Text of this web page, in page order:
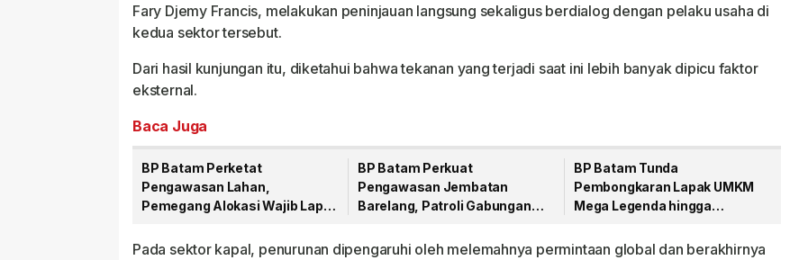
Fary Djemy Francis, melakukan peninjauan langsung sekaligus berdialog dengan pelaku usaha di
kedua sektor tersebut.
Dari hasil kunjungan itu, diketahui bahwa tekanan yang terjadi saat ini lebih banyak dipicu faktor
eksternal.
Baca Juga
BP Batam Perketat
Pengawasan Lahan,
Pemegang Alokasi Wajib Lapor
BP Batam Perkuat
Pengawasan Jembatan
Barelang, Patroli Gabungan
BP Batam Tunda
Pembongkaran Lapak UMKM
Mega Legenda hingga
Pada sektor kapal, penurunan dipengaruhi oleh melemahnya permintaan global dan berakhirnya